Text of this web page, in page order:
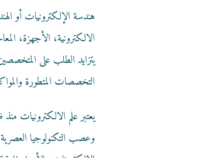
هندسة الإلكترونيات أو
الالكترونية، الأجهزة،
يتزايد الطلب على
التخصصات المتطورة
يعتبر علم الالكترونيات
وعصب التكنولوجيا العصرية